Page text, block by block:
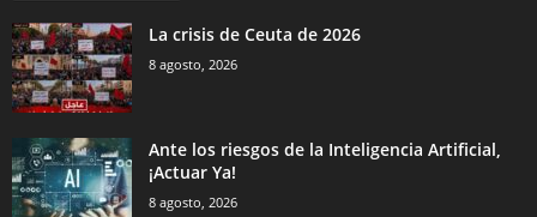
La crisis de Ceuta de 2026
8 agosto, 2026
Ante los riesgos de la Inteligencia Artificial,
¡Actuar Ya!
8 agosto, 2026